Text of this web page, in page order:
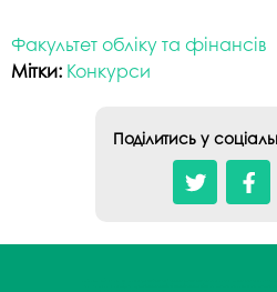
Факультет обліку та фінансів
Мітки: Конкурси
Поділитись у